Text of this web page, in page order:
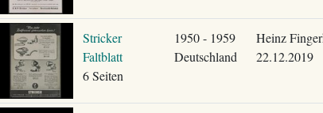
Stricker
Faltblatt
6 Seiten
1950 - 1959
Deutschland
Heinz
22.12.2019